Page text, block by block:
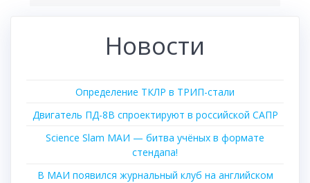
Новости
Определение ТКЛР в ТРИП-стали
Двигатель ПД-8В спроектируют в российской САПР
Science Slam МАИ — битва учёных в формате
стендапа!
В МАИ появился журнальный клуб на английском